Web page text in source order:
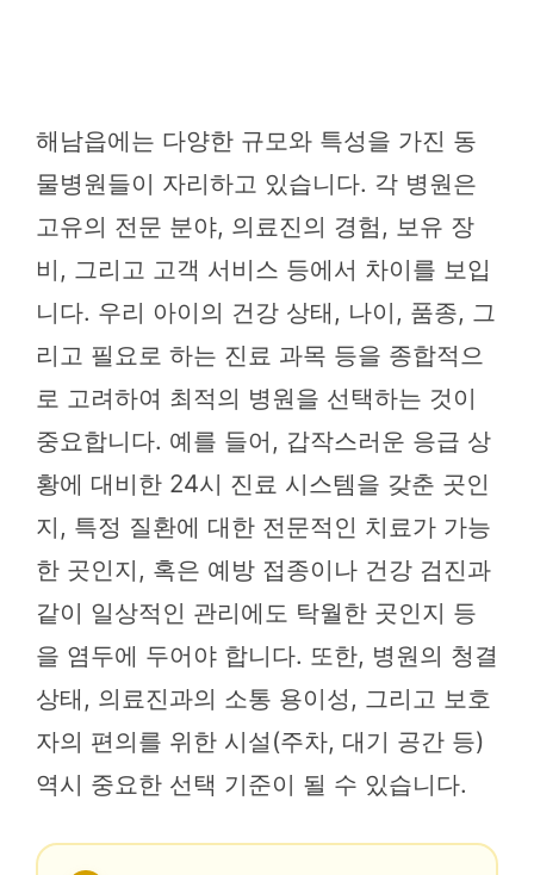
해남읍에는 다양한 규모와 특성을 가진 동
물병원들이 자리하고 있습니다. 각 병원은
고유의 전문 분야, 의료진의 경험, 보유 장
비, 그리고 고객 서비스 등에서 차이를 보입
니다. 우리 아이의 건강 상태, 나이, 품종, 그
리고 필요로 하는 진료 과목 등을 종합적으
로 고려하여 최적의 병원을 선택하는 것이
중요합니다. 예를 들어, 갑작스러운 응급 상
황에 대비한 24시 진료 시스템을 갖춘 곳인
지, 특정 질환에 대한 전문적인 치료가 가능
한 곳인지, 혹은 예방 접종이나 건강 검진과
같이 일상적인 관리에도 탁월한 곳인지 등
을 염두에 두어야 합니다. 또한, 병원의 청결
상태, 의료진과의 소통 용이성, 그리고 보호
자의 편의를 위한 시설(주차, 대기 공간 등)
역시 중요한 선택 기준이 될 수 있습니다.